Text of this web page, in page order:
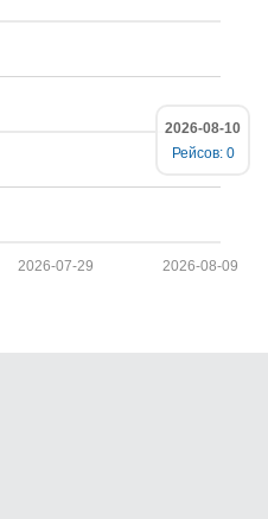
2026-08-09
2026-07-29
2026-08-10
Рейсов: 0